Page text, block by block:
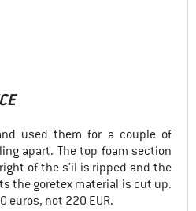
used them for a couple of
apart. The top foam section
of the s’il is ripped and the
the goretex material is cut up.
euros, not 220 EUR.